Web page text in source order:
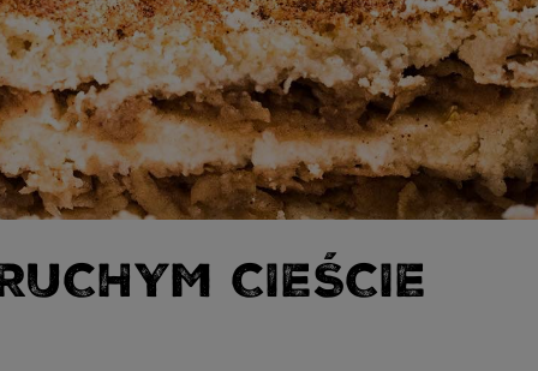
CIEŚCIE